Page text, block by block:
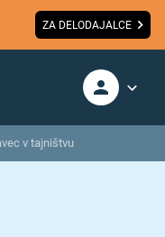
ZA DELODAJALCE
v tajništvu